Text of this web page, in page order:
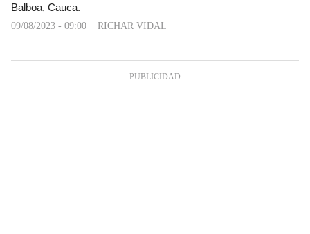
Balboa, Cauca.
09/08/2023 - 09:00 RICHAR VIDAL